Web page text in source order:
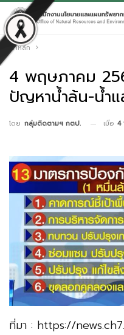
หน้าหลัก
4 พฤษภาคม
ปัญหาน้ำล้น-น้ำ
โดย กลุ่มติดตามฯ กตป. เมื่อ 4
ที่มา : https://